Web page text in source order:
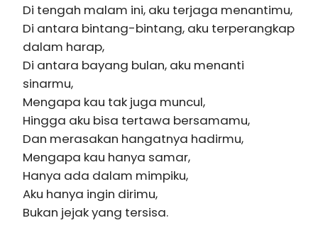
Di tengah malam ini, aku terjaga menantimu,
Di antara bintang-bintang, aku terperangkap
dalam harap,
Di antara bayang bulan, aku menanti
sinarmu,
Mengapa kau tak juga muncul,
Hingga aku bisa tertawa bersamamu,
Dan merasakan hangatnya hadirmu,
Mengapa kau hanya samar,
Hanya ada dalam mimpiku,
Aku hanya ingin dirimu,
Bukan jejak yang tersisa.